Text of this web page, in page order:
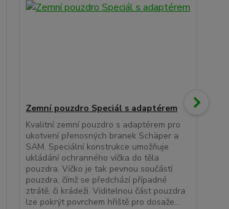
Zemní pouzdro Speciál s adaptérem
Kvalitní zemní pouzdro s adaptérem pro
ukotvení přenosných branek Schäper a
SAM. Speciální konstrukce umožňuje
ukládání ochranného víčka do těla
pouzdra. Víčko je tak pevnou součástí
pouzdra, čímž se předchází případné
ztrátě, či krádeži. Viditelnou část pouzdra
lze pokrýt povrchem hřiště pro dosaže...